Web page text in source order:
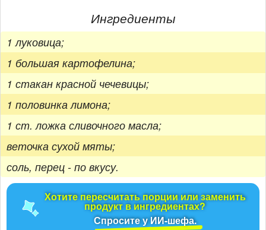
Ингредиенты
1 луковица;
1 большая картофелина;
1 стакан красной чечевицы;
1 половинка лимона;
1 ст. ложка сливочного масла;
веточка сухой мяты;
соль, перец - по вкусу.
Хотите пересчитать порции или заменить
продукт в ингредиентах?
Спросите у ИИ-шефа.